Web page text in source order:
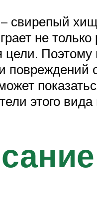
свирепый
не
цели. Поэтому
повреждений
этого